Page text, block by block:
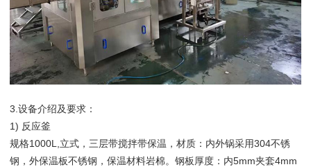
3.设备介绍及要求：
1) 反应釜
规格1000L,立式，三层带搅拌带保温，材质：内外锅采用304不锈
钢，外保温板不锈钢，保温材料岩棉。钢板厚度：内5mm夹套4mm